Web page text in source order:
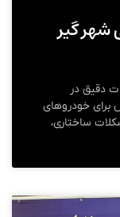
شهر گیر
دقیق در
برای خودروهای
ساختاری،